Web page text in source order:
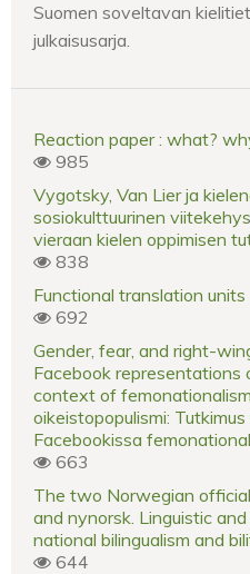
Suomen soveltavan
julkaisusarja.
Reaction paper : what?
985
Vygotsky, Van Lier ja
sosiokulttuurinen
vieraan kielen oppimisen
838
Functional translation units
692
Gender, fear, and right-
Facebook representations
context of
oikeistopopulismi:
Facebookissa
663
The two Norwegian
and nynorsk. Linguistic
national bilingualism and
644